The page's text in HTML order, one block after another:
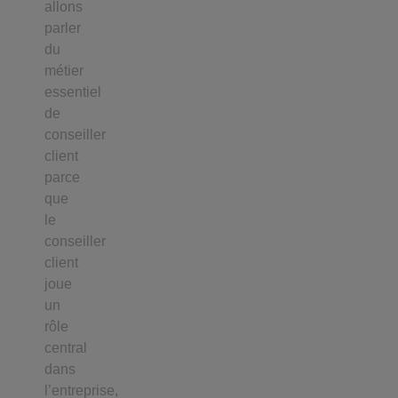
allons
parler
du
métier
essentiel
de
conseiller
client
parce
que
le
conseiller
client
joue
un
rôle
central
dans
l’entreprise,